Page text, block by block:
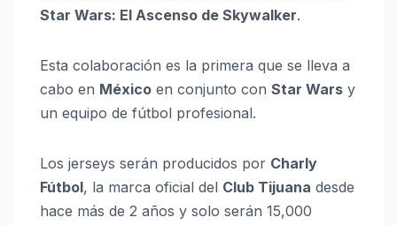
Star Wars: El Ascenso de Skywalker.
Esta colaboración es la primera que se lleva a
cabo en México en conjunto con Star Wars y
un equipo de fútbol profesional.
Los jerseys serán producidos por Charly
Fútbol, la marca oficial del Club Tijuana desde
hace más de 2 años y solo serán 15,000